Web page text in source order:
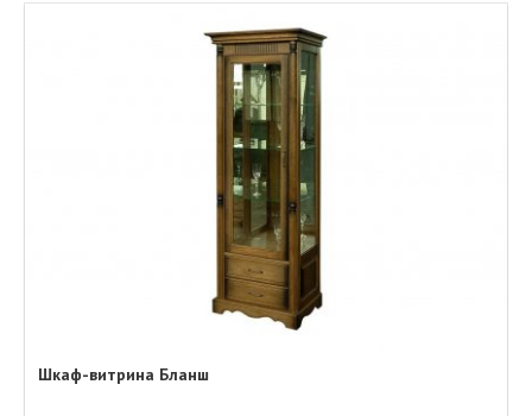
Шкаф-витрина Бланш